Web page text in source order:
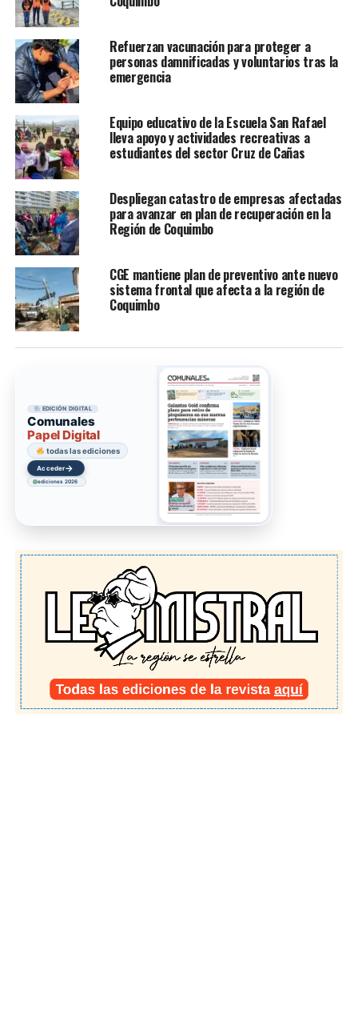
Refuerzan vacunación para proteger a
personas damnificadas y voluntarios tras la
emergencia
Equipo educativo de la Escuela San Rafael
lleva apoyo y actividades recreativas a
estudiantes del sector Cruz de Cañas
Despliegan catastro de empresas afectadas
para avanzar en plan de recuperación en la
Región de Coquimbo
CGE mantiene plan de preventivo ante nuevo
sistema frontal que afecta a la región de
Coquimbo
EDICIÓN DIGITAL
Comunales
Papel Digital
todas las ediciones
Acceder→
ediciones 2026